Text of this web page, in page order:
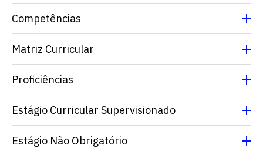
Competências
Matriz Curricular
Proficiências
Estágio Curricular Supervisionado
Estágio Não Obrigatório